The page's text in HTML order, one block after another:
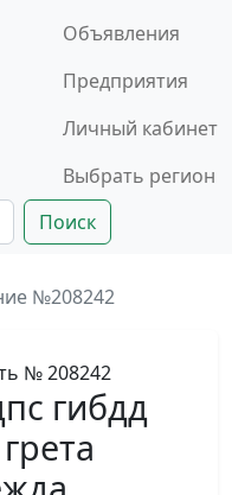
Объявления
Предприятия
Личный кабинет
Выбрать регион
Поиск
№208242
№ 208242
гибдд